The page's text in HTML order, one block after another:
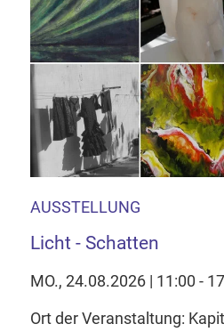
AUSSTELLUNG
Licht - Schatten
MO., 24.08.2026 | 11:00 -
Ort der Veranstaltung: